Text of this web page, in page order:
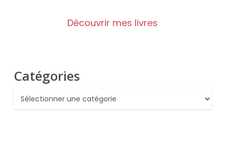
Découvrir mes livres
Catégories
Catégories